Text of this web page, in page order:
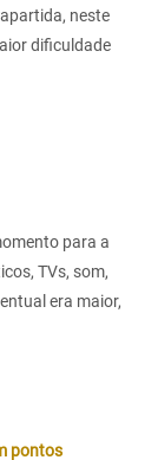
neste
dificuldade
para a
TVs, som,
era maior,
pontos